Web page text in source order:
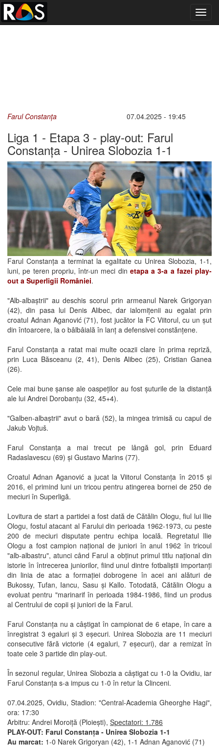
Farul Constanța 07.04.2025 - 19:45
Liga 1 - Etapa 3 - play-out: Farul
Constanța - Unirea Slobozia 1-1
Farul Constanța a terminat la egalitate cu Unirea Slobozia, 1-1,
luni, pe teren propriu, într-un meci din etapa a 3-a a fazei play-
out a Superligii României.
"Alb-albaștrii" au deschis scorul prin armeanul Narek Grigoryan
(42), din pasa lui Denis Alibec, dar ialomițenii au egalat prin
croatul Adnan Aganović (71), fost jucător la FC Viitorul, cu un șut
din întoarcere, la o bâlbâială în lanț a defensivei constănțene.
Farul Constanța a ratat mai multe ocazii clare în prima repriză,
prin Luca Băsceanu (2, 41), Denis Alibec (25), Cristian Ganea
(26).
Cele mai bune șanse ale oaspeților au fost șuturile de la distanță
ale lui Andrei Dorobanțu (32, 45+4).
"Galben-albaștrii" avut o bară (52), la mingea trimisă cu capul de
Jakub Vojtuš.
Farul Constanța a mai trecut pe lângă gol, prin Eduard
Radaslavescu (69) și Gustavo Marins (77).
Croatul Adnan Aganović a jucat la Viitorul Constanța în 2015 și
2016, el primind luni un tricou pentru atingerea bornei de 250 de
meciuri în Superligă.
Lovitura de start a partidei a fost dată de Cătălin Ologu, fiul lui Ilie
Ologu, fostul atacant al Farului din perioada 1962-1973, cu peste
200 de meciuri disputate pentru echipa locală. Regretatul Ilie
Ologu a fost campion național de juniori în anul 1962 în tricoul
"alb-albastru", atunci când Farul a obținut primul titlu național din
istorie în întrecerea juniorilor, fiind unul dintre fotbaliștii importanți
din linia de atac a formației dobrogene în acei ani alături de
Bukossy, Tufan, Iancu, Sasu și Kallo. Totodată, Cătălin Ologu a
evoluat pentru "marinarif în perioada 1984-1986, fiind un produs
al Centrului de copii și juniori de la Farul.
Farul Constanța nu a câștigat în campionat de 6 etape, în care a
înregistrat 3 egaluri și 3 eșecuri. Unirea Slobozia are 11 meciuri
consecutive fără victorie (4 egaluri, 7 eșecuri), dar a remizat în
toate cele 3 partide din play-out.
În sezonul regular, Unirea Slobozia a câștigat cu 1-0 la Ovidiu, iar
Farul Constanța s-a impus cu 1-0 în retur la Clinceni.
07.04.2025, Ovidiu, Stadion: "Central-Academia Gheorghe Hagi",
ora: 17:30
Arbitru: Andrei Moroiță (Ploiești), Spectatori: 1.786
PLAY-OUT: Farul Constanța - Unirea Slobozia 1-1
Au marcat: 1-0 Narek Grigoryan (42), 1-1 Adnan Aganović (71)